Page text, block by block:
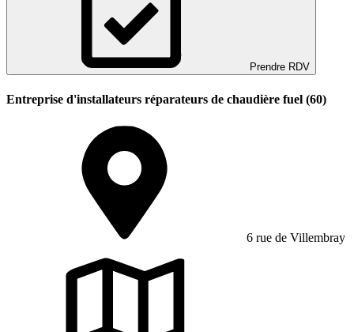
Prendre RDV
Entreprise d'installateurs réparateurs de chaudière fuel (60)
6 rue de Villembray